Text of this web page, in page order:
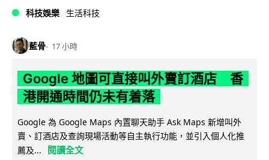
科技娛樂 生活科技
藍骨 17 小時
Google 地圖可直接叫外賣訂酒店 香
港開通時間仍未有着落
Google 為 Google Maps 內置聊天助手 Ask Maps 新增叫外
賣、訂酒店及查詢現場活動等自主執行功能，並引入個人化推
薦及...
閱讀全文